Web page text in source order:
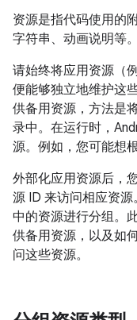
资源是指代码使用的
字符串、动画说明等。
请始终将应用资源（
便能够独立地维护这
供备用资源，方法是
录中。在运行时，
源。例如，您可能想
外部化应用资源后，
源 ID 来访问相应资
中的资源进行分组。
供备用资源，以及如
问这些资源。